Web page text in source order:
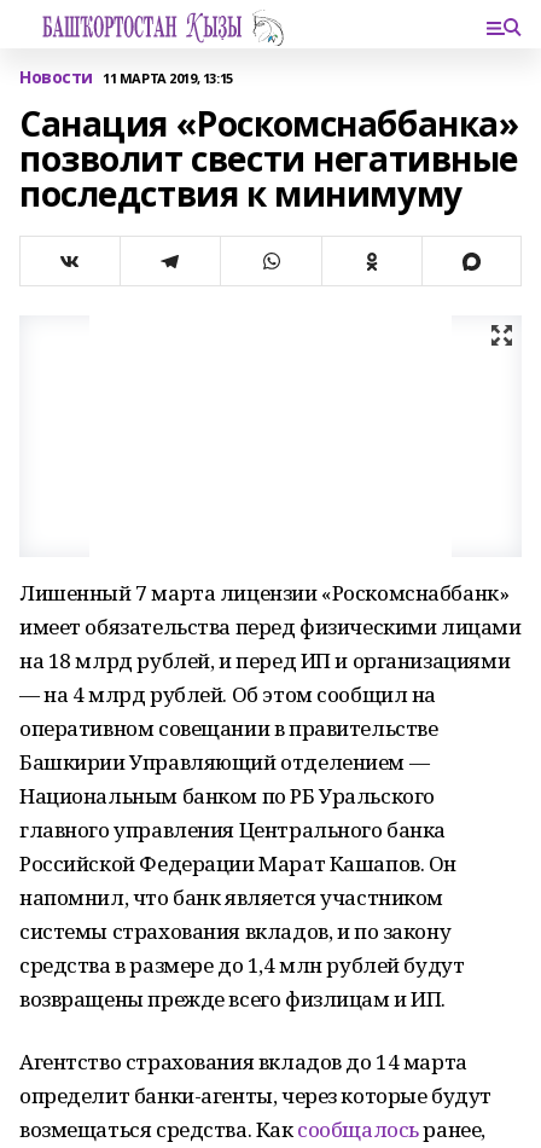
Новости 11 МАРТА 2019, 13:15
Санация «Роскомснаббанка»
позволит свести негативные
последствия к минимуму
Лишенный 7 марта лицензии «Роскомснаббанк»
имеет обязательства перед физическими лицами
на 18 млрд рублей, и перед ИП и организациями
— на 4 млрд рублей. Об этом сообщил на
оперативном совещании в правительстве
Башкирии Управляющий отделением —
Национальным банком по РБ Уральского
главного управления Центрального банка
Российской Федерации Марат Кашапов. Он
напомнил, что банк является участником
системы страхования вкладов, и по закону
средства в размере до 1,4 млн рублей будут
возвращены прежде всего физлицам и ИП.
Агентство страхования вкладов до 14 марта
определит банки-агенты, через которые будут
возмещаться средства. Каксообщалосьранее,